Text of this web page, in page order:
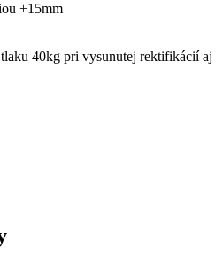
+15mm
40kg pri vysunutej rektifikácií aj